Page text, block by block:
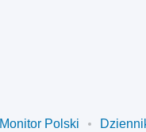
Monitor Polski